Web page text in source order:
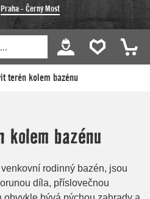
Praha - Černý Most